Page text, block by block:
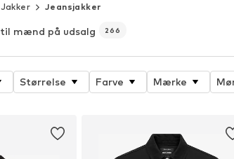
Jakker Jeansjakker
til mænd på udsalg 266
Størrelse Farve Mærke